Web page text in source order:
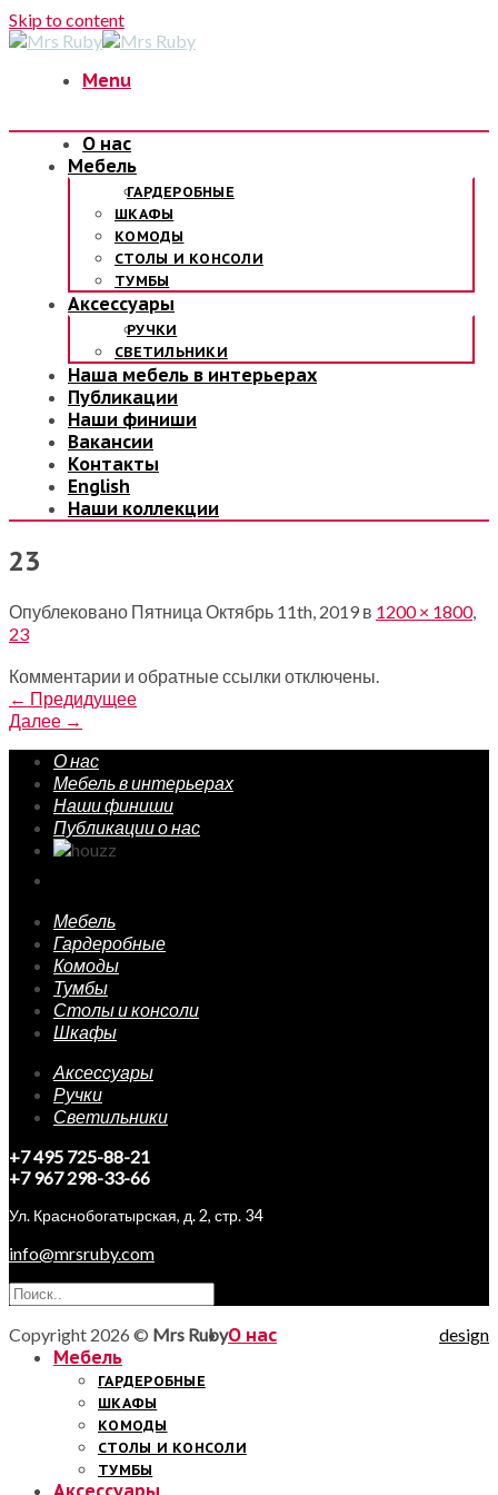
Skip to content
Menu
О нас
Мебель
ГАРДЕРОБНЫЕ
ШКАФЫ
КОМОДЫ
СТОЛЫ И КОНСОЛИ
ТУМБЫ
Аксессуары
РУЧКИ
СВЕТИЛЬНИКИ
Наша мебель в интерьерах
Публикации
Наши финиши
Вакансии
Контакты
English
Наши коллекции
23
Опублековано Пятница Октябрь 11th, 2019 в 1200 × 1800,
23
Комментарии и обратные ссылки отключены.
← Предидущее
Далее →
О нас
Мебель в интерьерах
Наши финиши
Публикации о нас
Мебель
Гардеробные
Комоды
Тумбы
Столы и консоли
Шкафы
Аксессуары
Ручки
Светильники
+7 495 725-88-21
+7 967 298-33-66
Ул. Краснобогатырская, д. 2, стр. 34
info@mrsruby.com
design
Copyright 2026 © Mrs RubyО нас
Мебель
ГАРДЕРОБНЫЕ
ШКАФЫ
КОМОДЫ
СТОЛЫ И КОНСОЛИ
ТУМБЫ
Аксессуары